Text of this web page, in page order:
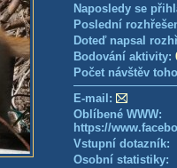
Naposledy se
Poslední
Doteď napsal
Bodování aktivity:
Počet návštěv
E-mail:
Oblíbené WWW:
https://
Vstupní
Osobní